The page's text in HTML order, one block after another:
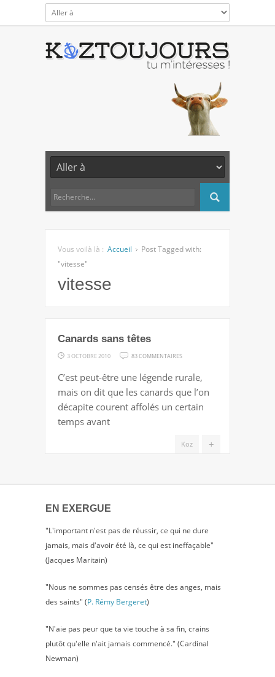
Vous voilà là : Accueil
Post Tagged with:
"vitesse"
vitesse
Canards sans têtes
3 OCTOBRE 2010 83 COMMENTAIRES
SANS
TÊTES
C’est peut-être une légende rurale,
mais on dit que les canards que l’on
décapite courent affolés un certain
temps avant
+
Koz
EN EXERGUE
"L'important n'est pas de réussir, ce qui ne dure
jamais, mais d'avoir été là, ce qui est ineffaçable"
(Jacques Maritain)
"Nous ne sommes pas censés être des anges, mais
des saints" (P. Rémy Bergeret)
"N'aie pas peur que ta vie touche à sa fin, crains
plutôt qu'elle n'ait jamais commencé." (Cardinal
Newman)